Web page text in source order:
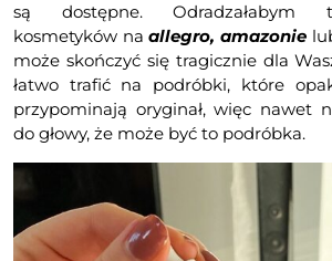
są dostępne. Odradzałabym
kosmetyków naallegro, amazonie
może skończyć się tragicznie dla
łatwo trafić na podróbki, które
przypominają oryginał, więc nawet
do głowy, że może być to podróbka.